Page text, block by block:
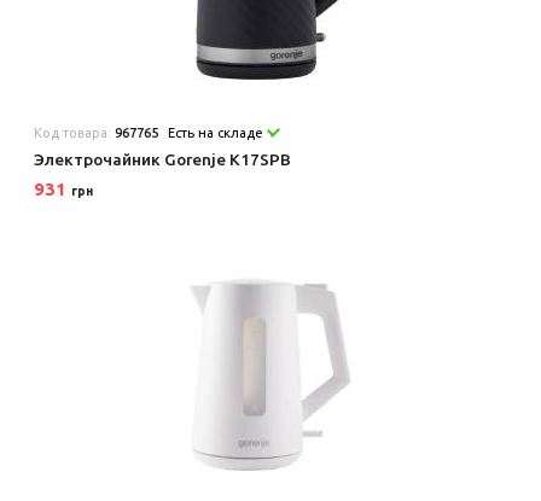
Код товара:967765 Есть на складе
Электрочайник Gorenje K17SPB
931 грн